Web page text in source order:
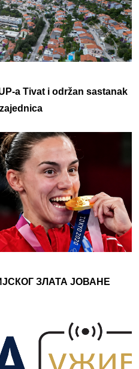
a Tivat i održan sastanak
ЗЛАТА ЈОВАНЕ